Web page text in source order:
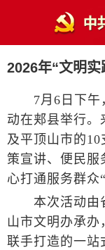
2026年“文明
7月6日下午，
动在郏县举行。
及平顶山市的
策宣讲、便民服
心打通服务群众
本次活动由省
山市文明办承
联手打造的一站